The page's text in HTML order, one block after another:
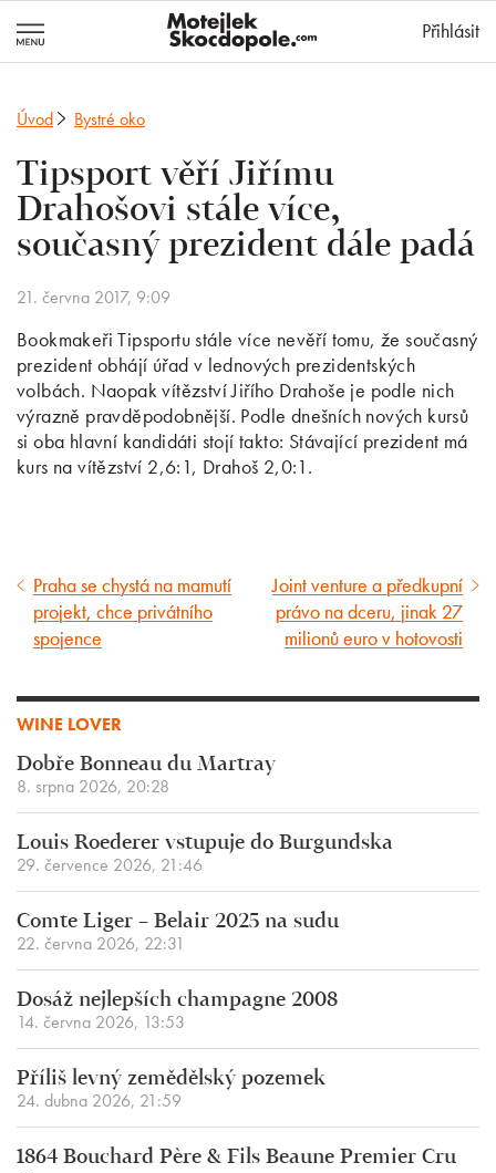
Přihlásit
Úvod Bystré oko
Tipsport věří Jiřímu
Drahošovi stále více,
současný prezident dále padá
21. června 2017, 9:09
Bookmakeři Tipsportu stále více nevěří tomu, že současný
prezident obhájí úřad v lednových prezidentských
volbách. Naopak vítězství Jiřího Drahoše je podle nich
výrazně pravděpodobnější. Podle dnešních nových kursů
si oba hlavní kandidáti stojí takto: Stávající prezident má
kurs na vítězství 2,6:1, Drahoš 2,0:1.
Předcházející
článek
Praha se chystá na mamutí
projekt, chce privátního
spojence
Následující
článek
Joint venture a předkupní
právo na dceru, jinak 27
milionů euro v hotovosti
WINE LOVER
Dobře Bonneau du Martray
8. srpna 2026, 20:28
Louis Roederer vstupuje do Burgundska
29. července 2026, 21:46
Comte Liger – Belair 2025 na sudu
22. června 2026, 22:31
Dosáž nejlepších champagne 2008
14. června 2026, 13:53
Příliš levný zemědělský pozemek
24. dubna 2026, 21:59
1864 Bouchard Père & Fils Beaune Premier Cru